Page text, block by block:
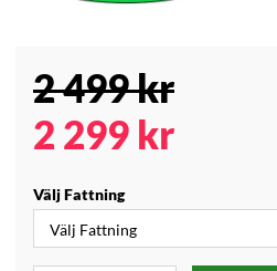
2 499kr
2 299 kr
Välj Fattning